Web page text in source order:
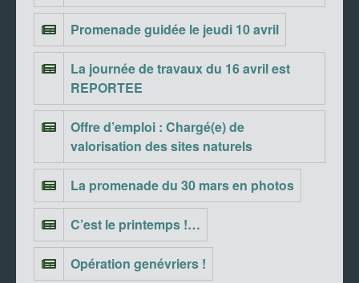
Promenade guidée le jeudi 10 avril
La journée de travaux du 16 avril est
REPORTEE
Offre d’emploi : Chargé(e) de
valorisation des sites naturels
La promenade du 30 mars en photos
C’est le printemps !…
Opération genévriers !